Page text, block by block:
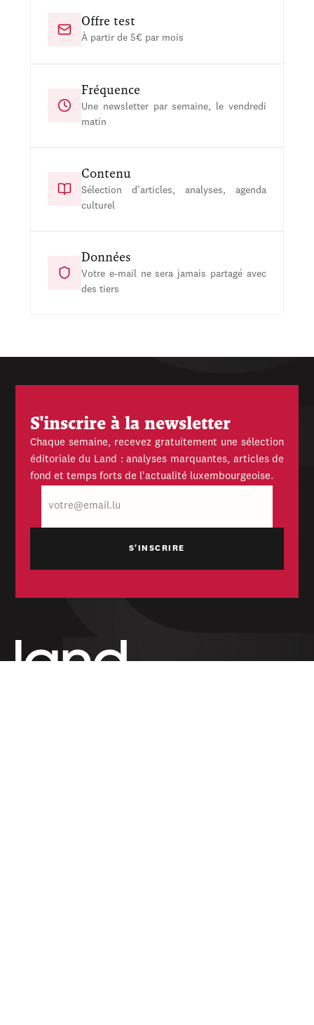
Offre test
À partir de 5€ par mois
Fréquence
Une newsletter par semaine, le vendredi
matin
Contenu
Sélection d’articles, analyses, agenda
culturel
Données
Votre e-mail ne sera jamais partagé avec
des tiers
S'inscrire à la newsletter
Chaque semaine, recevez gratuitement une sélection
éditoriale du Land : analyses marquantes, articles de
fond et temps forts de l'actualité luxembourgeoise.
mail